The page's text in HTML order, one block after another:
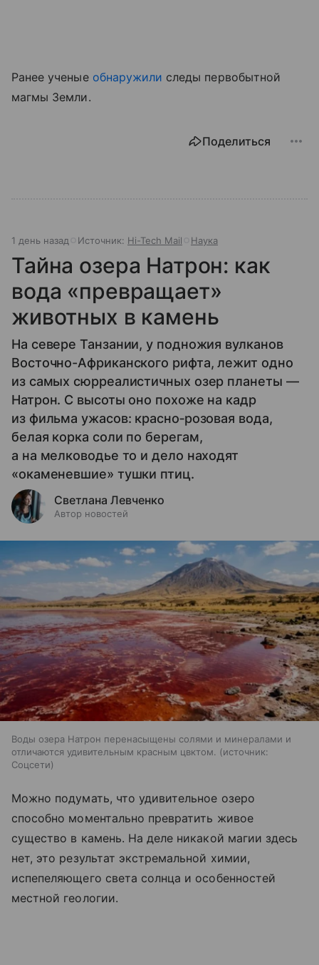
Ранее ученые обнаружили следы первобытной
магмы Земли.
Поделиться
1 день назад Источник: Hi-Tech Mail Наука
Тайна озера Натрон: как
вода «превращает»
животных в камень
На севере Танзании, у подножия вулканов
Восточно-Африканского рифта, лежит одно
из самых сюрреалистичных озер планеты —
Натрон. С высоты оно похоже на кадр
из фильма ужасов: красно‑розовая вода,
белая корка соли по берегам,
а на мелководье то и дело находят
«окаменевшие» тушки птиц.
Светлана Левченко
Автор новостей
Воды озера Натрон перенасыщены солями и минералами и
отличаются удивительным красным цвктом.
источник:
Соцсети
Можно подумать, что удивительное озеро
способно моментально превратить живое
существо в камень. На деле никакой магии здесь
нет, это результат экстремальной химии,
испепеляющего света солнца и особенностей
местной геологии.